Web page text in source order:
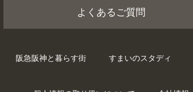
よくあるご質問
阪急阪神と暮らす街 すまいのスタディ